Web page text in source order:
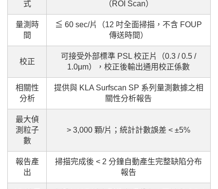
式 （ROI Scan）
量測時
間
≦ 60 sec/片（12 吋全面掃描，不含 FOUP
傳送時間）
校正
可接受外部標準 PSL 校正片（0.3 / 0.5 /
1.0μm），校正後輸出通用校正係數
相關性
分析
提供與 KLA Surfscan SP 系列量測數據之相
關性分析報告
最大偵
測粒子
數
> 3,000 顆/片；統計計數誤差 < ±5%
報告產
出
掃描完成後 < 2 分鐘自動產生完整缺陷分布
報告